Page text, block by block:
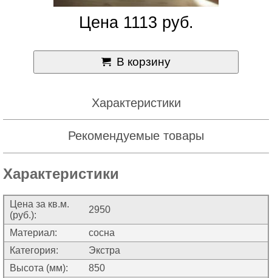
Цена 1113 руб.
В корзину
Характеристики
Рекомендуемые товары
Характеристики
Цена за кв.м.
(руб.):
2950
Материал:
сосна
Категория:
Экстра
Высота (мм):
850